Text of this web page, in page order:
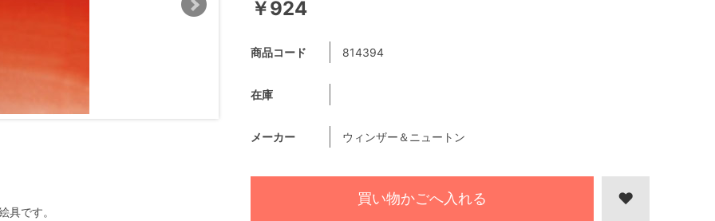
具です。
￥924
商品コード 814394
在庫
メーカー ウィンザー＆ニュートン
買い物かごへ入れる